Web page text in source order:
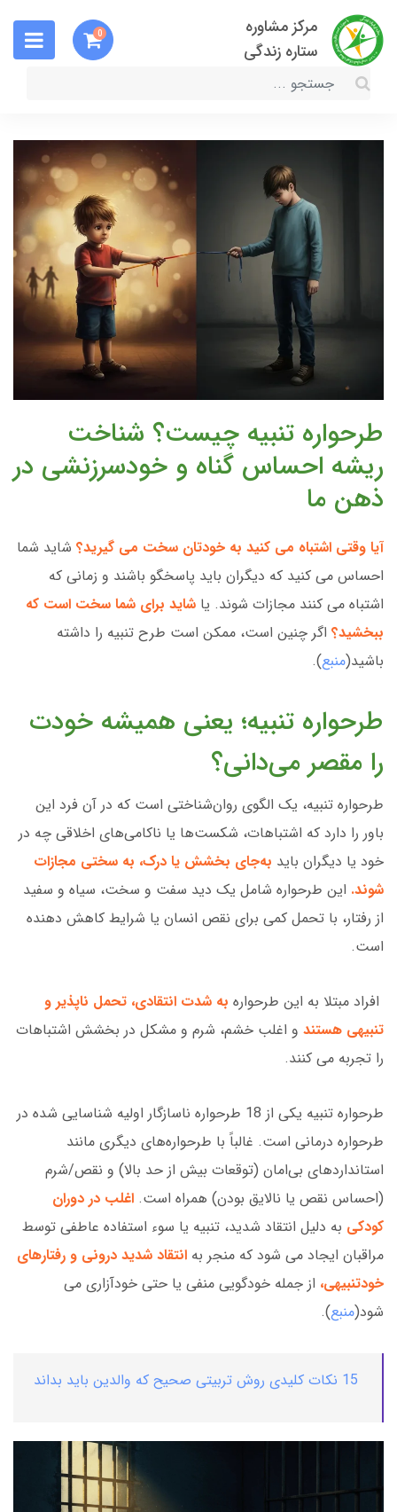
مرکز مشاوره
ستاره زندگی
0
طرحواره تنبیه چیست؟ شناخت
ریشه احساس گناه و خودسرزنشی در
ذهن ما
آیا وقتی اشتباه می کنید به خودتان سخت می گیرید؟ شاید شما
احساس می کنید که دیگران باید پاسخگو باشند و زمانی که
اشتباه می کنند مجازات شوند. یا شاید برای شما سخت است که
ببخشید؟ اگر چنین است، ممکن است طرح تنبیه را داشته
باشید(منبع).
طرحواره تنبیه؛ یعنی همیشه خودت
را مقصر می‌دانی؟
طرحواره تنبیه، یک الگوی روان‌شناختی است که در آن فرد این
باور را دارد که اشتباهات، شکست‌ها یا ناکامی‌های اخلاقی چه در
خود یا دیگران باید به‌جای بخشش یا درک، به سختی مجازات
شوند. این طرحواره شامل یک دید سفت و سخت، سیاه و سفید
از رفتار، با تحمل کمی برای نقص انسان یا شرایط کاهش دهنده
است.
افراد مبتلا به این طرحواره به شدت انتقادی، تحمل ناپذیر و
تنبیهی هستند و اغلب خشم، شرم و مشکل در بخشش اشتباهات
را تجربه می کنند.
طرحواره تنبیه یکی از 18 طرحواره ناسازگار اولیه شناسایی شده در
طرحواره درمانی است. غالباً با طرحواره‌های دیگری مانند
استانداردهای بی‌امان (توقعات بیش از حد بالا) و نقص/شرم
(احساس نقص یا نالایق بودن) همراه است. اغلب در دوران
کودکی به دلیل انتقاد شدید، تنبیه یا سوء استفاده عاطفی توسط
مراقبان ایجاد می شود که منجر به انتقاد شدید درونی و رفتارهای
خودتنبیهی، از جمله خودگویی منفی یا حتی خودآزاری می
شود(منبع).
15 نکات کلیدی روش تربیتی صحیح که والدین باید بداند